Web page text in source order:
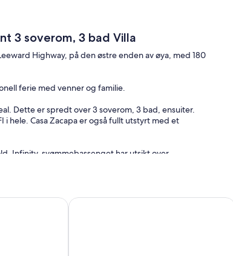
3 soverom, 3 bad Villa
Highway, på den østre enden av øya, med 180
ferie med venner og familie.
Dette er spredt over 3 soverom, 3 bad, ensuiter.
hele. Casa Zacapa er også fullt utstyrt med et
Infinity-svømmebassenget har utsikt over
til Hemingways Restaurant, som ligger bare en kort
- Pool, to stand-up paddle boards, to kajakker &
Private Lukket Four Bedroom Villa